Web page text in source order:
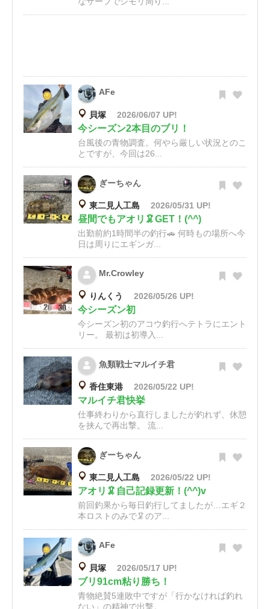
AFe
貝塚 2026/06/07 UP!
今シーズン2本目のブリ！
台風後の青物調査。何やら厳しい状況とのこ
とですが、今回は26...
ぎーちゃん
東二見人工島 2026/05/31 UP!
昼間でもアオリ🦑GET！(^^)
出勤前約1時間半の釣行🚗 何時もの場所へ今
日は周りにエギンガ...
Mr.Crowley
りんくう 2026/05/26 UP!
今シーズン初
今シーズン初のアコウ釣行へテトラにエント
リー。 最初は初導入...
魚類戦士マルイチ君
香住東港 2026/05/22 UP!
マルイチ君快挙
仕事終わりから直行しましたが釣れず、休憩
を挟んで再出撃。 流...
ぎーちゃん
東二見人工島 2026/05/22 UP!
アオリ🦑自己記録更新！(^^)v
前回釣果から毎日釣行してましたが…エギ２
本ロストのみで🦑のア...
AFe
貝塚 2026/05/17 UP!
ブリ91cm粘り勝ち！
青物絶賛5連敗中ですが「行かなければ釣れ
ない」の精神で出撃。...